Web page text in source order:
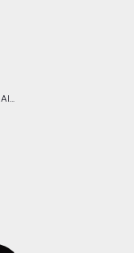
情報システム部門を持つE社、障害一次切り分けをAIで自動化 ベテラン依存を解消し対応品質を平準化